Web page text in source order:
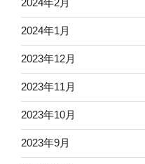
2024年2月
2024年1月
2023年12月
2023年11月
2023年10月
2023年9月